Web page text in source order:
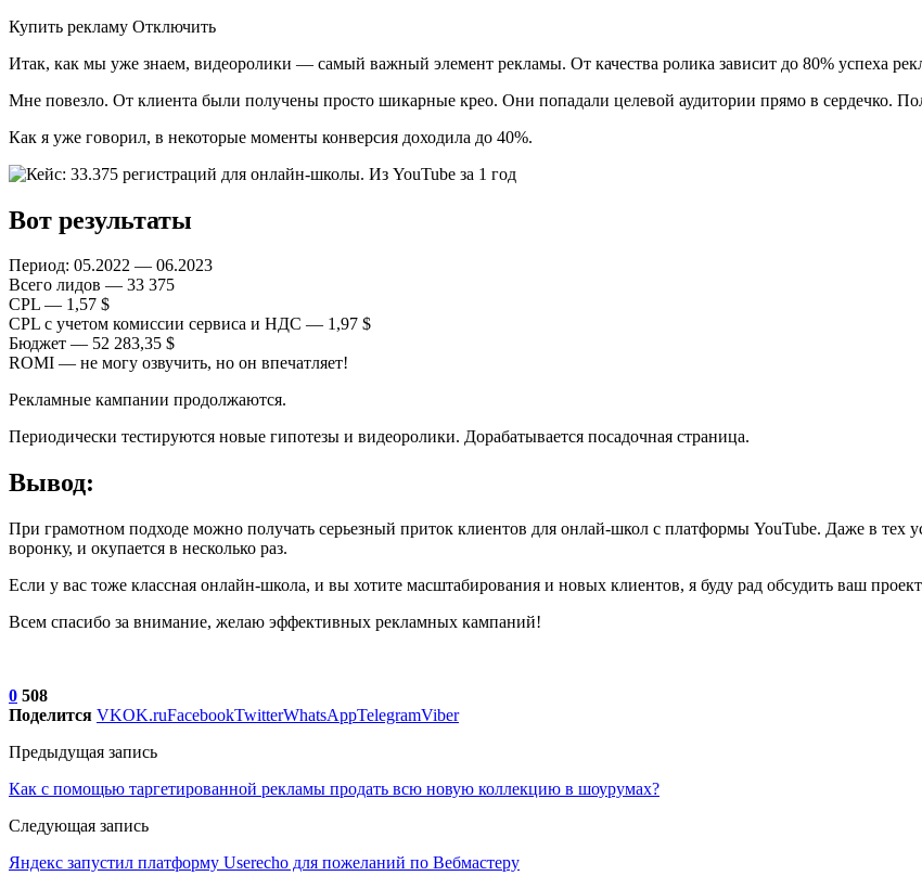
Купить рекламу Отключить
Итак, как мы уже знаем, видеоролики — самый важный элемент рекламы. От качества ролика зависит до 80% успеха
Мне повезло. От клиента были получены просто шикарные крео. Они попадали целевой аудитории прямо в сердечко.
Как я уже говорил, в некоторые моменты конверсия доходила до 40%.
Вот результаты
Период: 05.2022 — 06.2023
Всего лидов — 33 375
CPL — 1,57 $
CPL с учетом комиссии сервиса и НДС — 1,97 $
Бюджет — 52 283,35 $
ROMI — не могу озвучить, но он впечатляет!
Рекламные кампании продолжаются.
Периодически тестируются новые гипотезы и видеоролики. Дорабатывается посадочная страница.
Вывод:
При грамотном подходе можно получать серьезный приток клиентов для онлай-школ с платформы YouTube. Даже в тех
воронку, и окупается в несколько раз.
Если у вас тоже классная онлайн-школа, и вы хотите масштабирования и новых клиентов, я буду рад обсудить ваш
Всем спасибо за внимание, желаю эффективных рекламных кампаний!
0 508
Поделится VKOK.ruFacebookTwitterWhatsAppTelegramViber
Предыдущая запись
Как с помощью таргетированной рекламы продать всю новую коллекцию в шоурумах?
Следующая запись
Яндекс запустил платформу Userecho для пожеланий по Вебмастеру